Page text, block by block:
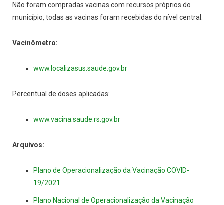
Não foram compradas vacinas com recursos próprios do
município, todas as vacinas foram recebidas do nível central.
Vacinômetro:
www.localizasus.saude.gov.br
Percentual de doses aplicadas:
www.vacina.saude.rs.gov.br
Arquivos:
Plano de Operacionalização da Vacinação COVID-
19/2021
Plano Nacional de Operacionalização da Vacinação